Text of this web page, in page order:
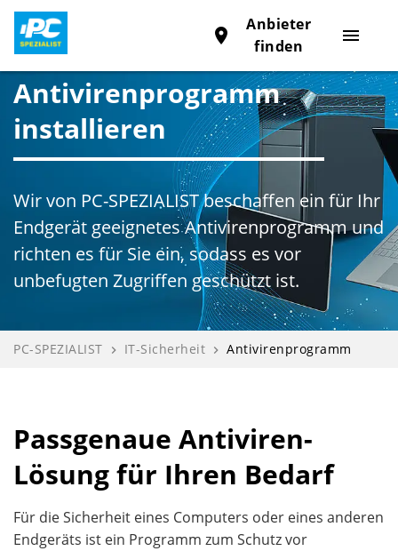
menu
place
Anbieter
finden
Antivirenprogramm
installieren
Wir von PC-SPEZIALIST beschaffen ein für Ihr
Endgerät geeignetes Antivirenprogramm und
richten es für Sie ein, sodass es vor
unbefugten Zugriffen geschützt ist.
PC-SPEZIALIST navigate_next IT-Sicherheit navigate_next Antivirenprogramm
Passgenaue Antiviren-
Lösung für Ihren Bedarf
Für die Sicherheit eines Computers oder eines anderen
Endgeräts ist ein Programm zum Schutz vor